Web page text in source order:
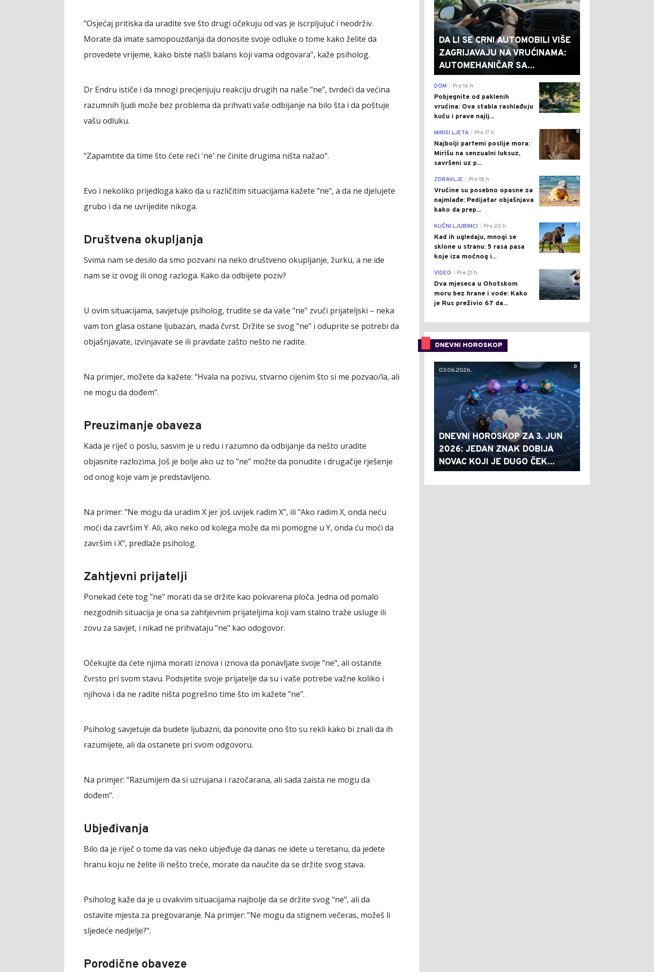
"Osjećaj pritiska da uradite sve što drugi očekuju od vas je iscrpljujuć i neodrživ.
Morate da imate samopouzdanja da donosite svoje odluke o tome kako želite da
provedete vrijeme, kako biste našli balans koji vama odgovara", kaže psiholog.
Dr Endru ističe i da mnogi precjenjuju reakciju drugih na naše "ne", tvrdeći da većina
razumnih ljudi može bez problema da prihvati vaše odbijanje na bilo šta i da poštuje
vašu odluku.
"Zapamtite da time što ćete reći 'ne' ne činite drugima ništa nažao“.
Evo i nekoliko prijedloga kako da u različitim situacijama kažete "ne", a da ne djelujete
grubo i da ne uvrijedite nikoga.
Društvena okupljanja
Svima nam se desilo da smo pozvani na neko društveno okupljanje, žurku, a ne ide
nam se iz ovog ili onog razloga. Kako da odbijete poziv?
U ovim situacijama, savjetuje psiholog, trudite se da vaše "ne" zvuči prijateljski – neka
vam ton glasa ostane ljubazan, mada čvrst. Držite se svog "ne" i oduprite se potrebi da
objašnjavate, izvinjavate se ili pravdate zašto nešto ne radite.
Na primjer, možete da kažete: "Hvala na pozivu, stvarno cijenim što si me pozvao/la, ali
ne mogu da dođem".
Preuzimanje obaveza
Kada je riječ o poslu, sasvim je u redu i razumno da odbijanje da nešto uradite
objasnite razlozima. Još je bolje ako uz to "ne" možte da ponudite i drugačije rješenje
od onog koje vam je predstavljeno.
Na primer: "Ne mogu da uradim X jer još uvijek radim X", ili "Ako radim X, onda neću
moći da završim Y. Ali, ako neko od kolega može da mi pomogne u Y, onda ću moći da
završim i X", predlaže psiholog.
Zahtjevni prijatelji
Ponekad ćete tog "ne" morati da se držite kao pokvarena ploča. Jedna od pomalo
nezgodnih situacija je ona sa zahtjevnim prijateljima koji vam stalno traže usluge ili
zovu za savjet, i nikad ne prihvataju "ne" kao odogovor.
Očekujte da ćete njima morati iznova i iznova da ponavljate svoje "ne", ali ostanite
čvrsto pri svom stavu. Podsjetite svoje prijatelje da su i vaše potrebe važne koliko i
njihova i da ne radite ništa pogrešno time što im kažete "ne".
Psiholog savjetuje da budete ljubazni, da ponovite ono što su rekli kako bi znali da ih
razumijete, ali da ostanete pri svom odgovoru.
Na primjer: "Razumijem da si uzrujana i razočarana, ali sada zaista ne mogu da
dođem".
Ubjeđivanja
Bilo da je riječ o tome da vas neko ubjeđuje da danas ne idete u teretanu, da jedete
hranu koju ne želite ili nešto treće, morate da naučite da se držite svog stava.
Psiholog kaže da je u ovakvim situacijama najbolje da se držite svog "ne", ali da
ostavite mjesta za pregovaranje. Na primjer: "Ne mogu da stignem večeras, možeš li
sljedeće nedjelje?".
Porodične obaveze
DA LI SE CRNI AUTOMOBILI VIŠE
ZAGRIJAVAJU NA VRUĆINAMA:
AUTOMEHANIČAR SA...
0
DOM Pre 16 h
Pobjegnite od paklenih
vrućina: Ova stabla rashlađuju
kuću i prave najlj...
0
MIRISI LJETA Pre 17 h
Najbolji parfemi poslije mora:
Mirišu na senzualni luksuz,
savršeni uz p...
0
ZDRAVLJE Pre 18 h
Vrućine su posebno opasne za
najmlađe: Pedijatar objašnjava
kako da prep...
0
KUĆNI LJUBIMCI Pre 20 h
Kad ih ugledaju, mnogi se
sklone u stranu: 5 rasa pasa
koje iza moćnog i...
0
VIDEO Pre 21 h
Dva mjeseca u Ohotskom
moru bez hrane i vode: Kako
je Rus preživio 67 da...
DNEVNI HOROSKOP
0
03.06.2026.
DNEVNI HOROSKOP ZA 3. JUN
2026: JEDAN ZNAK DOBIJA
NOVAC KOJI JE DUGO ČEK...